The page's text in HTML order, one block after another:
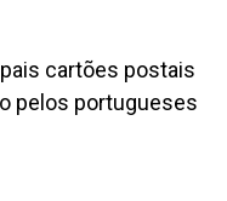
cartões postais
pelos portugueses